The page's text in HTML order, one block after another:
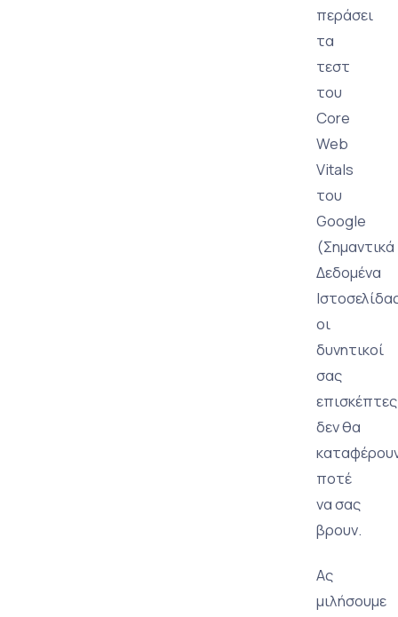
περάσει
τα
τεστ
του
Core
Web
Vitals
του
Google
(Σημαντικά
Δεδομένα
οι
δυνητικοί
σας
επισκέπτες
δεν θα
ποτέ
να σας
βρουν.
Ας
μιλήσουμε